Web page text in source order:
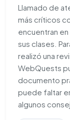
Llamado de
más críticos
encuentran
sus clases.
realizó una
WebQuests
documento
puede faltar
algunos